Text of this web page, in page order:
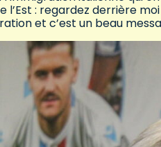
l’Est : regardez derrière
et c’est un beau